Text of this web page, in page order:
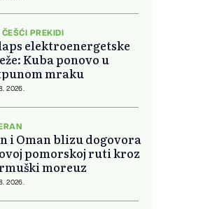
PREKIDI
elektroenergetske
Kuba ponovo u
mraku
2026.
i Oman blizu dogovora
pomorskoj ruti kroz
moreuz
2026.